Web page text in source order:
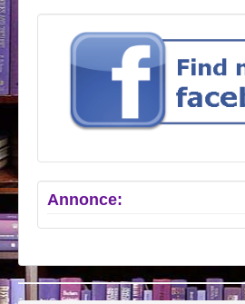
Annonce: